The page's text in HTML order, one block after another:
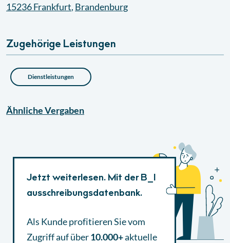
15236Frankfurt, Brandenburg
Zugehörige Leistungen
Dienstleistungen
ÄhnlicheVergaben
Jetzt weiterlesen. Mit der B_I
ausschreibungsdatenbank.
Als Kunde profitieren Sie vom
Zugriff auf über10.000+aktuelle